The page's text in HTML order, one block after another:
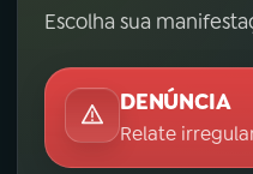
Escolha sua
DENÚNCIA
Relate